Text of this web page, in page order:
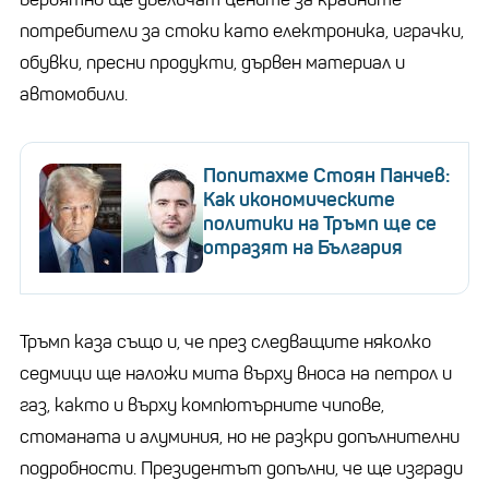
потребители за стоки като електроника, играчки,
обувки, пресни продукти, дървен материал и
автомобили.
Попитахме Стоян Панчев:
Как икономическите
политики на Тръмп ще се
отразят на България
Тръмп каза също и, че през следващите няколко
седмици ще наложи мита върху вноса на петрол и
газ, както и върху компютърните чипове,
стоманата и алуминия, но не разкри допълнителни
подробности. Президентът допълни, че ще изгради